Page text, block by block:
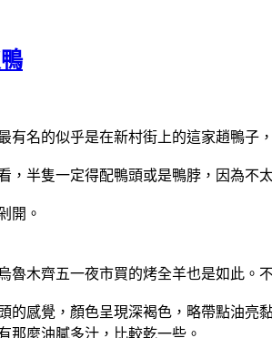
有名的似乎是在新村街上的這家趙鴨子
，半隻一定得配鴨頭或是鴨脖，因為不
開。
魯木齊五一夜市買的烤全羊也是如此。
的感覺，顏色呈現深褐色，略帶點油
那麼油膩多汁，比較乾一些。